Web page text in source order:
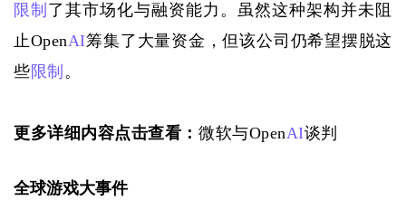
限制 了其市场化与融资能力。虽然这种架构并未阻
止OpenAI筹集了大量资金，但该公司仍希望摆脱这
些 限制 。
更多详细内容点击查看： 微软与OpenAI谈判
全球游戏大事件